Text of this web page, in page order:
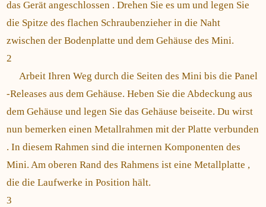
das Gerät angeschlossen . Drehen Sie es um und legen Sie
die Spitze des flachen Schraubenzieher in die Naht
zwischen der Bodenplatte und dem Gehäuse des Mini.
2
Arbeit Ihren Weg durch die Seiten des Mini bis die Panel
-Releases aus dem Gehäuse. Heben Sie die Abdeckung aus
dem Gehäuse und legen Sie das Gehäuse beiseite. Du wirst
nun bemerken einen Metallrahmen mit der Platte verbunden
. In diesem Rahmen sind die internen Komponenten des
Mini. Am oberen Rand des Rahmens ist eine Metallplatte ,
die die Laufwerke in Position hält.
3